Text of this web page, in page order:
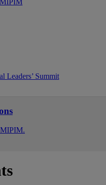
Leaders’ Summit
MIPIM.